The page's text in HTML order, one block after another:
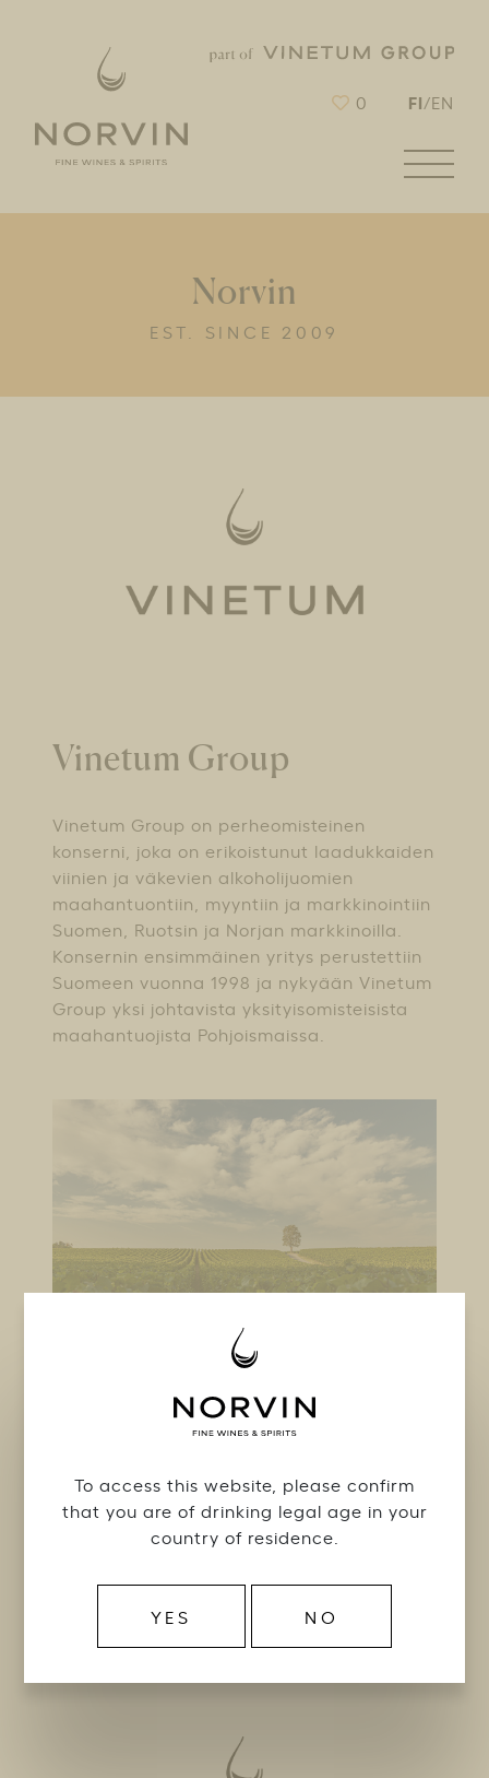
To access this website, please confirm
that you are of drinking legal age in your
country of residence.
YES NO
0 FI/EN
Norvin
EST. SINCE 2009
Vinetum Group
Vinetum Group on perheomisteinen
konserni, joka on erikoistunut laadukkaiden
viinien ja väkevien alkoholijuomien
maahantuontiin, myyntiin ja markkinointiin
Suomen, Ruotsin ja Norjan markkinoilla.
Konsernin ensimmäinen yritys perustettiin
Suomeen vuonna 1998 ja nykyään Vinetum
Group yksi johtavista yksityisomisteisista
maahantuojista Pohjoismaissa.
Laadukas valikoima
Valikoimamme koostuu klassisten
viinimaiden laatutuotteista ja uuden
maailman arvostetuimmista tuottajista.
Palvelemme ammattitaidolla ja intohimolla
tuomme markkinoille kiinnostavia tuotteita,
uskomme vahvasti.